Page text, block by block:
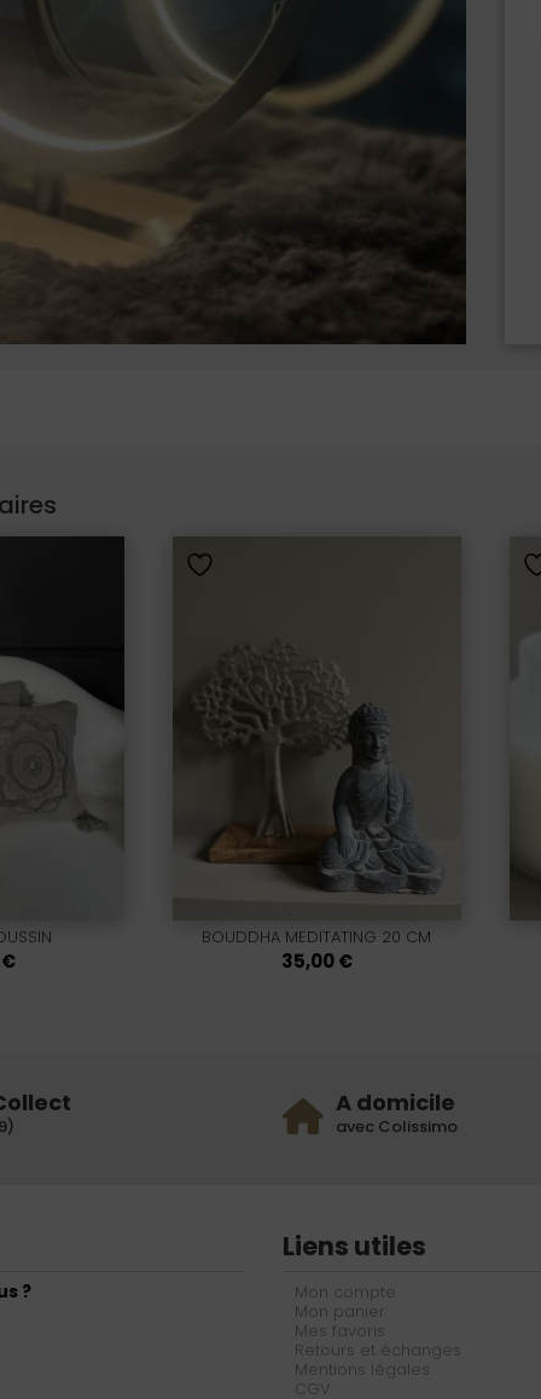
€
BOUDDHA MEDITATING 20 CM
35,00€
A domicile
avec Colissimo
?
Liens utiles
Mon compte
Mon panier
Mes favoris
Retours et échanges
Mentions légales
CGV